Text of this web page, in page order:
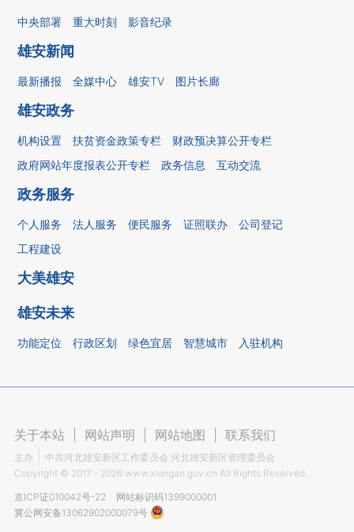
中央部署 重大时刻 影音纪录
雄安新闻
最新播报 全媒中心 雄安TV 图片长廊
雄安政务
机构设置 扶贫资金政策专栏
财政预决算公开专栏
政府网站年度报表公开专栏
政务信息 互动交流
政务服务
个人服务 法人服务 便民服务 证照联办
公司登记
工程建设
大美雄安
雄安未来
功能定位 行政区划 绿色宜居 智慧城市 入驻机构
关于本站 网站声明 网站地图 联系我们
主办
中共河北雄安新区工作委员会 河北雄安新区管理委员会
Copyright © 2017 - 2026 www.xiongan.gov.cn All Rights Reserved.
京ICP证010042号-22
网站标识码1399000001
冀公网安备13062902000079号